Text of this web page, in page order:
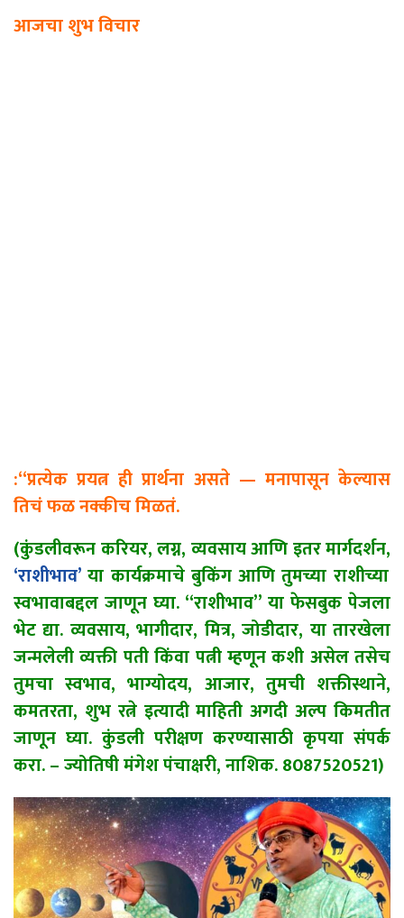
आजचा शुभ विचार
:“प्रत्येक प्रयत्न ही प्रार्थना असते — मनापासून केल्यास
तिचं फळ नक्कीच मिळतं.
(कुंडलीवरून करियर, लग्न, व्यवसाय आणि इतर मार्गदर्शन,
‘राशीभाव’ या कार्यक्रमाचे बुकिंग आणि तुमच्या राशीच्या
स्वभावाबद्दल जाणून घ्या. “राशीभाव” या फेसबुक पेजला
भेट द्या. व्यवसाय, भागीदार, मित्र, जोडीदार, या तारखेला
जन्मलेली व्यक्ती पती किंवा पत्नी म्हणून कशी असेल तसेच
तुमचा स्वभाव, भाग्योदय, आजार, तुमची शक्तीस्थाने,
कमतरता, शुभ रत्ने इत्यादी माहिती अगदी अल्प किमतीत
जाणून घ्या. कुंडली परीक्षण करण्यासाठी कृपया संपर्क
करा. – ज्योतिषी मंगेश पंचाक्षरी, नाशिक. 8087520521)